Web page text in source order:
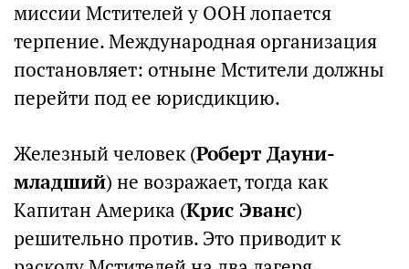
миссии Мстителей у ООН лопается
терпение. Международная организация
постановляет: отныне Мстители должны
перейти под ее юрисдикцию.
Железный человек (Роберт Дауни-
младший) не возражает, тогда как
Капитан Америка (Крис Эванс)
решительно против. Это приводит к